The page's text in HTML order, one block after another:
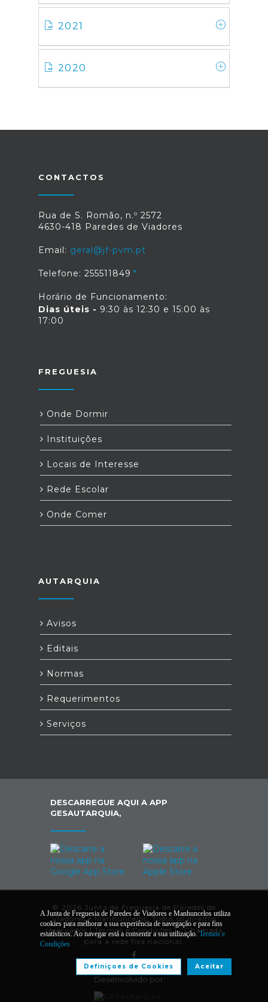
2021
2020
CONTACTOS
Rua de S. Romão, n.º 2572
4630-418 Paredes de Viadores
Email: geral@jf-pvm.pt
Telefone: 255511849
Horário de Funcionamento:
Dias úteis - 9:30 às 12:30 e 15:00 às
17:00
FREGUESIA
Onde Dormir
Instituições
Locais de Interesse
Rede Escolar
Onde Comer
AUTARQUIA
Avisos
Editais
Normas
Requerimentos
Serviços
DESCARREGUE AQUI A APP
GESAUTARQUIA,
© 2026 Junta de Freguesia de Paredes de
Viadores e Manhuncelos. Todos os direitos
reservados | Termos e Condições |* Chamada
para a rede fixa nacional.
Desenvolvido por:
A Junta de Freguesia de Paredes de Viadores e Manhuncelos utiliza
cookies para melhorar a sua experiência de navegação e para fins
estatísticos. Ao navegar está a consentir a sua utilização.Termos e
Condições
Aceitar
Definiçoes de Cookies